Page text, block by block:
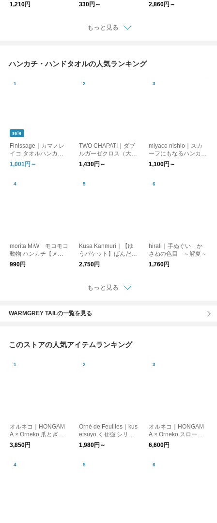
1,210円 MI ハンカチ
330円～ 2,860円～
もっと見る
ハンカチ・ハンドタオルの人気ランキング
sale
Finissage｜カマノレ
イコ タオルハンカチ
「ねこの暮らし。」
[ゆうパケット対応] ギ
1,001円～
TWO CHAPATI｜ダブ
ルガーゼクロス（大判
ハンカチ）【プレゼン
ト】【バレンタイン】
1,430円～
miyaco nishio｜スカ
ーフにもなるハンカチ
【日焼け対策】【はん
かち】【プレゼント】
1,100円～
morita MiW モコモコ
動物 ハンカチ【メー
ル便可】
990円
Kusa Kanmuri｜【ゆ
うパケット】ばんだ
な ハンカチ はんか
ち スカーフ プレゼ
ノ 鳥 チューリッ
プ 花 メール便
2,750円
hirali｜手ぬぐい か
さねの色目 ～解夏～
1,760円
もっと見る
WARMGREY TAILの一覧を見る
このストアの人気アイテムランキング
オルネコ｜HONGAM
A × Orneko 爪とぎネ
コハウス
3,850円
Orné de Feuilles｜kus
etsuyo くせ強 シリー
ズ（ポーチ）
1,980円～
オルネコ｜HONGAM
A × Orneko スローケ
ット
6,600円